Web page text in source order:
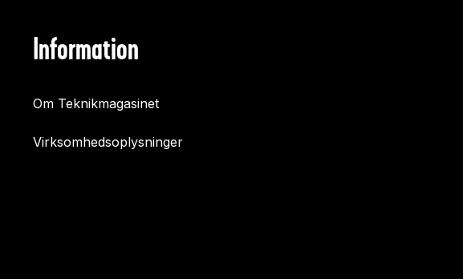
Information
Om Teknikmagasinet
Virksomhedsoplysninger